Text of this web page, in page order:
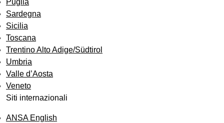
Puglia
Sardegna
Sicilia
Toscana
Trentino Alto Adige/Südtirol
Umbria
Valle d’Aosta
Veneto
Siti internazionali
ANSA English